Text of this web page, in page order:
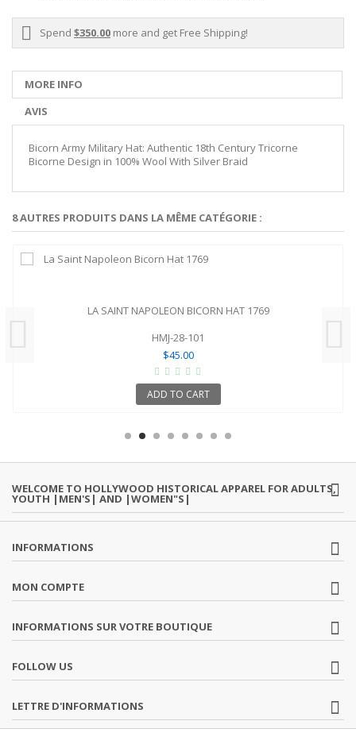
Spend $350.00 more and get Free Shipping!
MORE INFO
AVIS
Bicorn Army Military Hat: Authentic 18th Century Tricorne
Bicorne Design in 100% Wool With Silver Braid
8 AUTRES PRODUITS DANS LA MÊME CATÉGORIE :
LA SAINT NAPOLEON BICORN HAT 1769
HMJ-28-101
$45.00
ADD TO CART
WELCOME TO HOLLYWOOD HISTORICAL APPAREL FOR ADULTS,
YOUTH |MEN'S| AND |WOMEN"S|
INFORMATIONS
MON COMPTE
INFORMATIONS SUR VOTRE BOUTIQUE
FOLLOW US
LETTRE D'INFORMATIONS